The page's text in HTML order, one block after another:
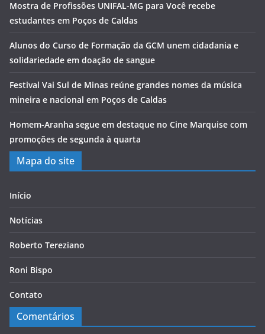
Mostra de Profissões UNIFAL-MG para Você recebe
estudantes em Poços de Caldas
Alunos do Curso de Formação da GCM unem cidadania e
solidariedade em doação de sangue
Festival Vai Sul de Minas reúne grandes nomes da música
mineira e nacional em Poços de Caldas
Homem-Aranha segue em destaque no Cine Marquise com
promoções de segunda à quarta
Mapa do site
Início
Notícias
Roberto Tereziano
Roni Bispo
Contato
Comentários